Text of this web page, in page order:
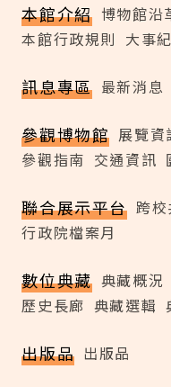
本館介紹 博物館沿
本館行政規則 大事紀
訊息專區 最新消息
參觀博物館 展覽資
參觀指南 交通資訊
聯合展示平台 跨校
行政院檔案月
數位典藏 典藏概況
歷史長廊 典藏選輯
出版品 出版品